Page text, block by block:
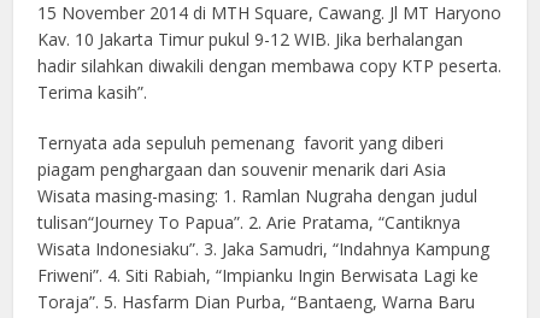
15 November 2014 di MTH Square, Cawang. Jl MT Haryono
Kav. 10 Jakarta Timur pukul 9-12 WIB. Jika berhalangan
hadir silahkan diwakili dengan membawa copy KTP peserta.
Terima kasih”.
Ternyata ada sepuluh pemenang favorit yang diberi
piagam penghargaan dan souvenir menarik dari Asia
Wisata masing-masing: 1. Ramlan Nugraha dengan judul
tulisan“Journey To Papua”. 2. Arie Pratama, “Cantiknya
Wisata Indonesiaku”. 3. Jaka Samudri, “Indahnya Kampung
Friweni”. 4. Siti Rabiah, “Impianku Ingin Berwisata Lagi ke
Toraja”. 5. Hasfarm Dian Purba, “Bantaeng, Warna Baru